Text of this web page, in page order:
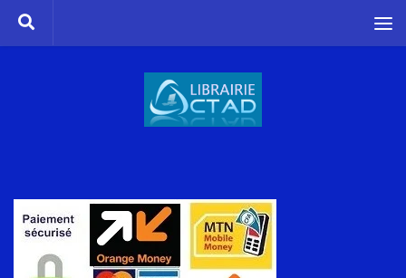
Skip to content